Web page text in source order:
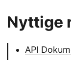
Nyttige
API